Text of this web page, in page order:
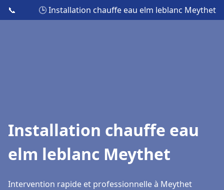
📞 🕒 Installation chauffe eau elm leblanc Meythet
Installation chauffe eau
elm leblanc Meythet
Intervention rapide et professionnelle à Meythet